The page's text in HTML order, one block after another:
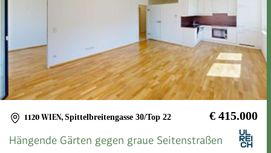
1120 WIEN, Spittelbreitengasse 30/Top 22 € 415.000
Hängende Gärten gegen graue Seitenstraßen